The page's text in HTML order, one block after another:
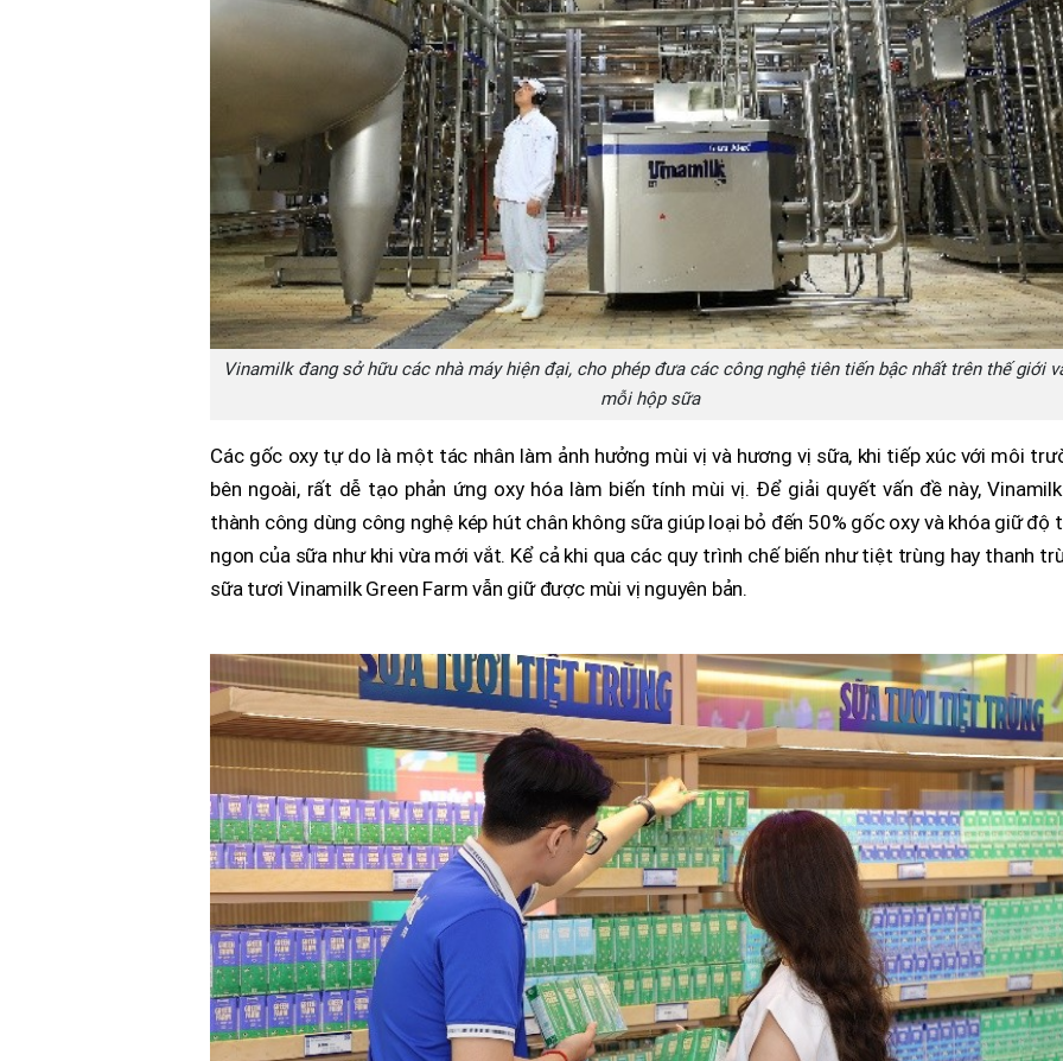
Vinamilk đang sở hữu các nhà máy hiện đại, cho phép đưa các công nghệ tiên tiến bậc nhất trên thế giới
mỗi hộp sữa
Các gốc oxy tự do là một tác nhân làm ảnh hưởng mùi vị và hương vị sữa, khi tiếp xúc với môi
bên ngoài, rất dễ tạo phản ứng oxy hóa làm biến tính mùi vị. Để giải quyết vấn đề này,
thành công dùng công nghệ kép hút chân không sữa giúp loại bỏ đến 50% gốc oxy và khóa giữ độ
ngon của sữa như khi vừa mới vắt. Kể cả khi qua các quy trình chế biến như tiệt trùng hay thanh
sữa tươi Vinamilk Green Farm vẫn giữ được mùi vị nguyên bản.